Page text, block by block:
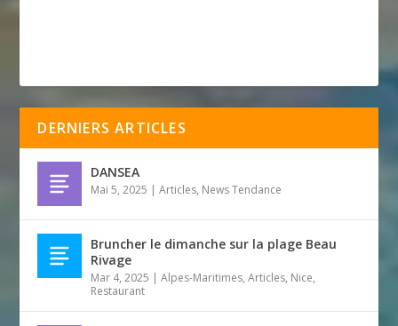
DERNIERS ARTICLES
DANSEA
Mai 5, 2025 |Articles, News Tendance
Bruncher le dimanche sur la plage Beau
Rivage
Mar 4, 2025 |Alpes-Maritimes,Articles, Nice,
Restaurant